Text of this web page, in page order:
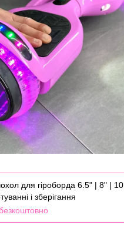
для гіроборда 6.5" | 8" |
і зберігання